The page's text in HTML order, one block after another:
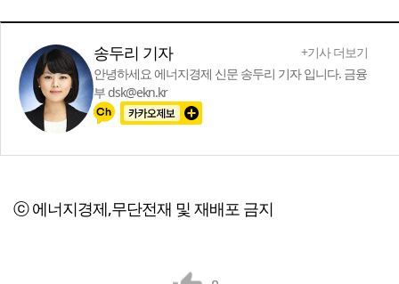
송두리 기자
+기사 더보기
안녕하세요 에너지경제 신문 송두리 기자 입니다. 금융
부 dsk@ekn.kr
ⓒ 에너지경제,무단전재 및 재배포 금지